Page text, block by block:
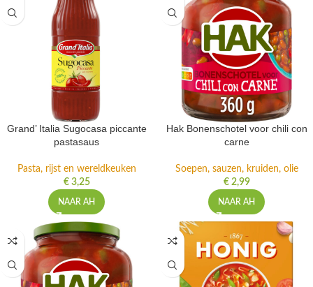
Grand’ Italia Sugocasa piccante
Pasta, rijst en wereldkeuken
€ 3,25
NAAR AH
Hak Bonenschotel voor chili con
Soepen, sauzen, kruiden, olie
€ 2,99
NAAR AH